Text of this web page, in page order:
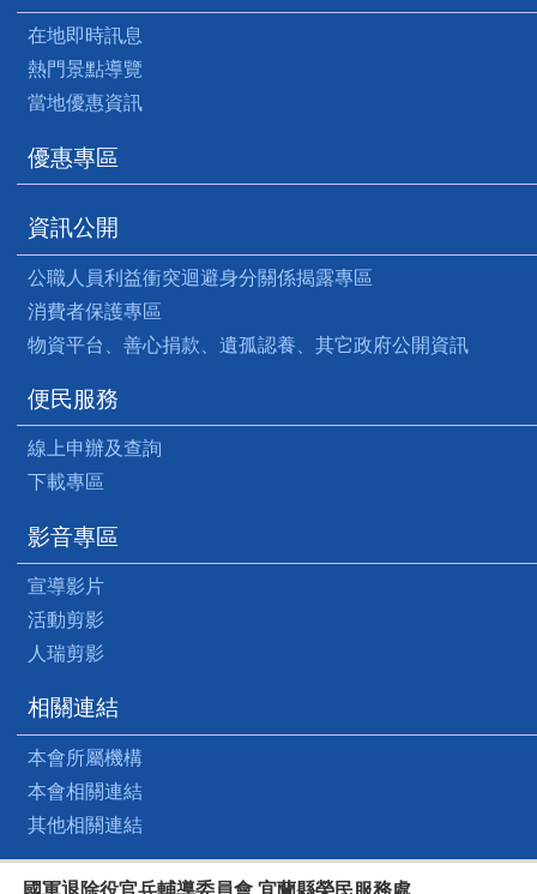
在地即時訊息
熱門景點導覽
當地優惠資訊
優惠專區
資訊公開
公職人員利益衝突迴避身分關係揭露專區
消費者保護專區
物資平台、善心捐款、遺孤認養、其它政府公開資訊
便民服務
線上申辦及查詢
下載專區
影音專區
宣導影片
活動剪影
人瑞剪影
相關連結
本會所屬機構
本會相關連結
其他相關連結
國軍退除役官兵輔導委員會 宜蘭縣榮民服務處